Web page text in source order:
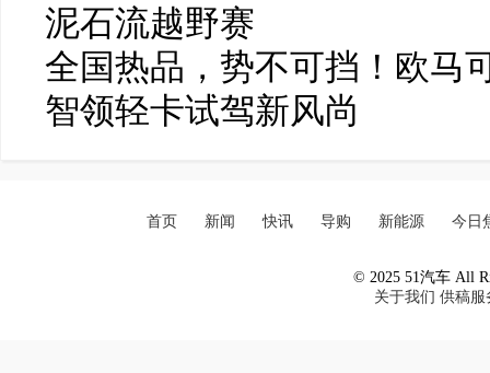
泥石流越野赛
全国热品，势不可挡！欧马
智领轻卡试驾新风尚
首页 新闻 快讯 导购 新能源 今日
© 2025 51汽车 All
关于我们 供稿服